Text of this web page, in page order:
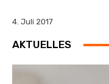
4. Juli 2017
AKTUELLES